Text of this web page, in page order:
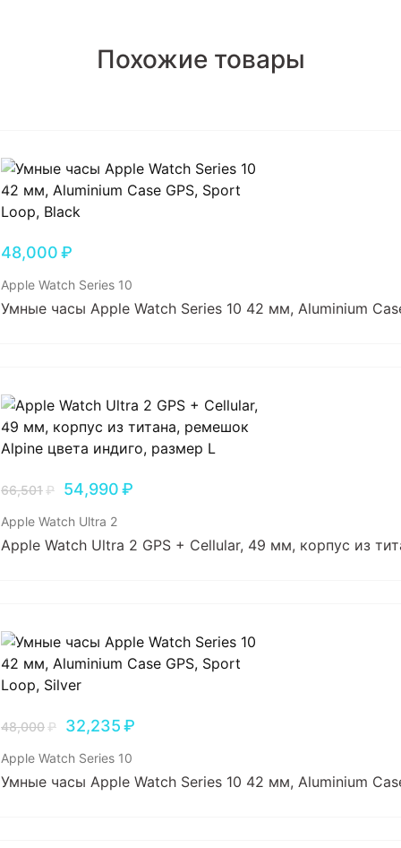
Похожие товары
48,000₽
Apple Watch Series 10
Умные часы Apple Watch Series 10 42 мм, Aluminium
66,501₽ 54,990₽
Apple Watch Ultra 2
Apple Watch Ultra 2 GPS + Cellular, 49 мм, корпус из
48,000₽ 32,235₽
Apple Watch Series 10
Умные часы Apple Watch Series 10 42 мм, Aluminium